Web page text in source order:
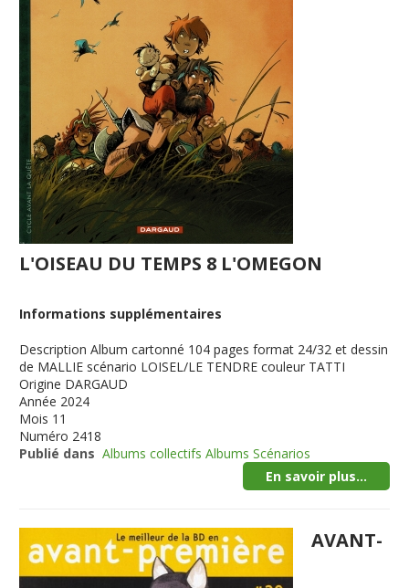
L'OISEAU DU TEMPS 8 L'OMEGON
Informations supplémentaires
Description Album cartonné 104 pages format 24/32 et dessin
de MALLIE scénario LOISEL/LE TENDRE couleur TATTI
Origine DARGAUD
Année 2024
Mois 11
Numéro 2418
Publié dans Albums collectifs Albums Scénarios
En savoir plus...
AVANT-